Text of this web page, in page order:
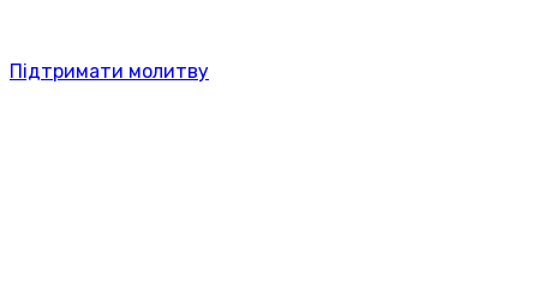
Підтримати молитву